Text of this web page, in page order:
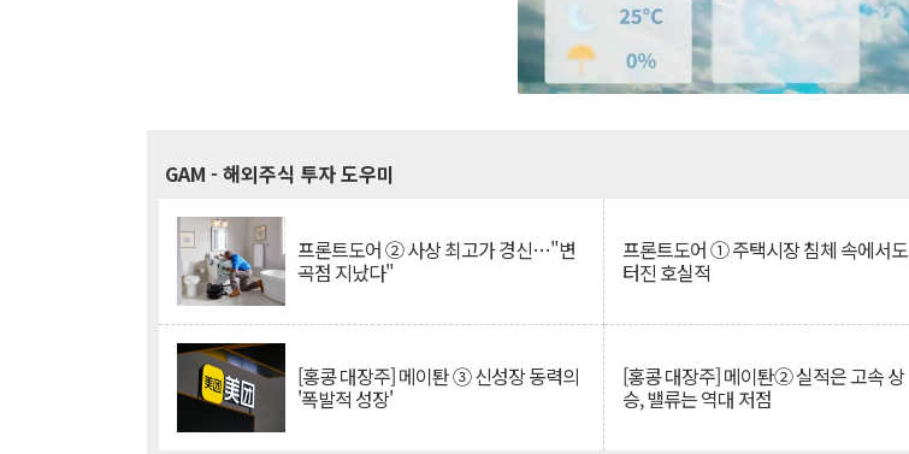
GAM - 해외주식 투자 도우미
프론트도어 ② 사상 최고가 경신…"변
곡점 지났다"
프론트도어 ① 주택시장 침체 속에서도
터진 호실적
[홍콩 대장주] 메이퇀 ③ 신성장 동력의
'폭발적 성장'
[홍콩 대장주] 메이퇀② 실적은 고속 상
승, 밸류는 역대 저점